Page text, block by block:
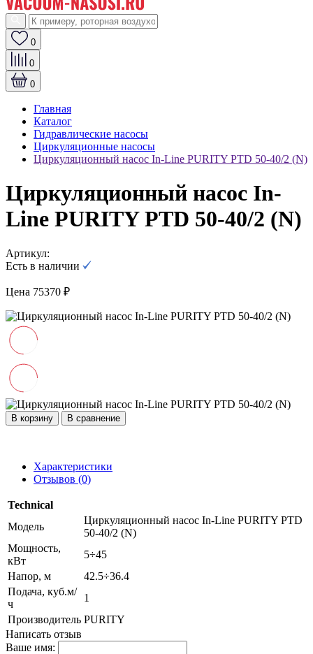
0
0
0
Главная
Каталог
Гидравлические насосы
Циркуляционные насосы
Циркуляционный насос In-Line PURITY PTD 50-40/2 (N)
Циркуляционный насос In-
Line PURITY PTD 50-40/2 (N)
Артикул:
Есть в наличии
Цена 75370 ₽
В корзину В сравнение
Характеристики
Отзывов (0)
Technical
Модель
Циркуляционный насос In-Line PURITY PTD
50-40/2 (N)
Мощность,
кВт
5÷45
Напор, м
42.5÷36.4
Подача, куб.м/
ч
1
Производитель PURITY
Написать отзыв
Ваше имя: